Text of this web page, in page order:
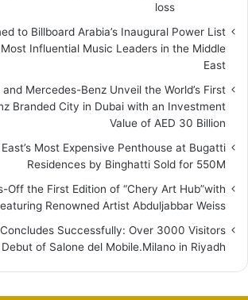
loss
to Billboard Arabia’s Inaugural Power List
Influential Music Leaders in the Middle
East
Mercedes-Benz Unveil the World’s First
Branded City in Dubai with an Investment
Value of AED 30 Billion
Most Expensive Penthouse at Bugatti
Residences by Binghatti Sold for 550M
Off the First Edition of “Chery Art Hub”with
Renowned Artist Abduljabbar Weiss
Successfully: Over 3000 Visitors
of Salone del Mobile.Milano in Riyadh